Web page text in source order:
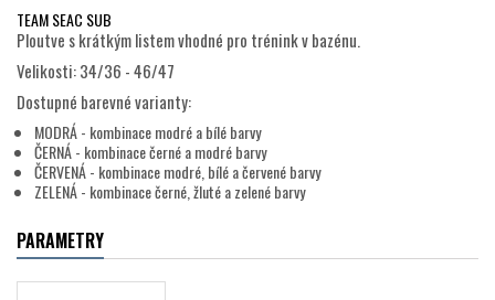
TEAM SEAC SUB
Ploutve s krátkým listem vhodné pro trénink v bazénu.
Velikosti: 34/36 - 46/47
Dostupné barevné varianty:
MODRÁ - kombinace modré a bílé barvy
ČERNÁ - kombinace černé a modré barvy
ČERVENÁ - kombinace modré, bílé a červené barvy
ZELENÁ - kombinace černé, žluté a zelené barvy
PARAMETRY